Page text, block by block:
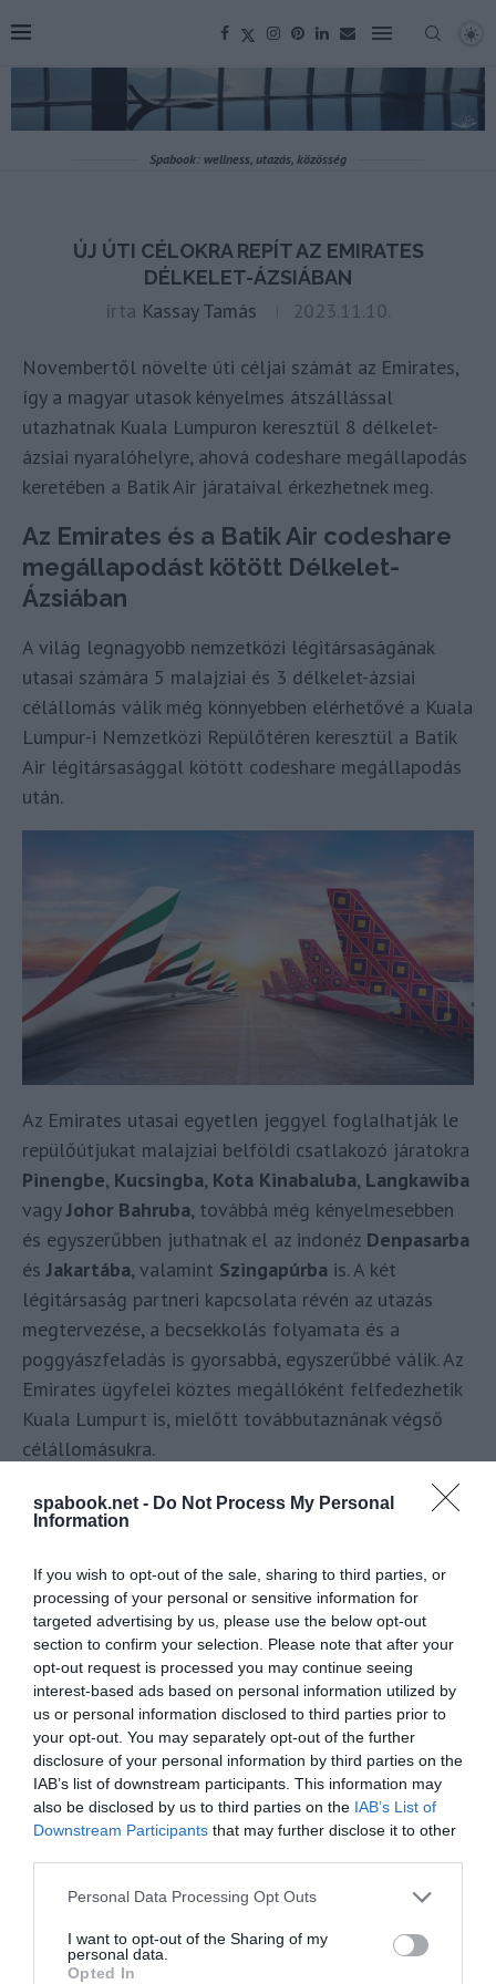
spabook.net - Do Not Process My Personal
Information
If you wish to opt-out of the sale, sharing to third parties, or
processing of your personal or sensitive information for
targeted advertising by us, please use the below opt-out
section to confirm your selection. Please note that after your
opt-out request is processed you may continue seeing
interest-based ads based on personal information utilized by
us or personal information disclosed to third parties prior to
your opt-out. You may separately opt-out of the further
disclosure of your personal information by third parties on the
IAB’s list of downstream participants. This information may
also be disclosed by us to third parties on the IAB’s List of
Downstream Participants that may further disclose it to other
Please note that this website/app uses one or more Google
not limited to your visit or usage behaviour. You may click to
grant or deny consent to Google and its third-party tags to
Personal Data Processing Opt Outs
I want to opt-out of the Sharing of my
personal data.
Opted In
Spabook: wellness, utazás, közösség
ÚJ ÚTI CÉLOKRA REPÍT AZ EMIRATES
DÉLKELET-ÁZSIÁBAN
írta Kassay Tamás 2023.11.10.
Novembertől növelte úti céljai számát az Emirates,
így a magyar utasok kényelmes átszállással
utazhatnak Kuala Lumpuron keresztül 8 délkelet-
ázsiai nyaralóhelyre, ahová codeshare megállapodás
keretében a Batik Air járataival érkezhetnek meg.
Az Emirates és a Batik Air codeshare
megállapodást kötött Délkelet-
Ázsiában
A világ legnagyobb nemzetközi légitársaságának
utasai számára 5 malajziai és 3 délkelet-ázsiai
célállomás válik még könnyebben elérhetővé a Kuala
Lumpur-i Nemzetközi Repülőtéren keresztül a Batik
Air légitársasággal kötött codeshare megállapodás
után.
Az Emirates utasai egyetlen jeggyel foglalhatják le
repülőútjukat malajziai belföldi csatlakozó járatokra
Pinengbe, Kucsingba, Kota Kinabaluba, Langkawiba
vagyJohor Bahruba, továbbá még kényelmesebben
és egyszerűbben juthatnak el az indonéz Denpasarba
ésJakartába, valamint Szingapúrba is. A két
légitársaság partneri kapcsolata révén az utazás
megtervezése, a becsekkolás folyamata és a
poggyászfeladás is gyorsabbá, egyszerűbbé válik. Az
Emirates ügyfelei köztes megállóként felfedezhetik
Kuala Lumpurt is, mielőtt továbbutaznának végső
célállomásukra.
„Malajzia a távol-keleti hálózatunk fontos piaca, és nagy
örömünkre szolgál, hogy új és izgalmas úti célok tekintetében
tudunk kínálni. Ezzel a partnerséggel tovább bővítjük a
világszerte több mint 1490 városra kiterjedő hálózatunkat.
Bízunk benne, hogy partnerünkkel, a Batik Airrel kötött szoros
együttműködésünknek köszönhetően még nagyobb választási
lehetőséget és könnyebben elérhető élményeket kínálhatunk
az utasoknak”– mondtaOrhan Abbas, az Emirates távol-
keleti kereskedelmi műveletekért felelős alelnöke.
Az új útvonalakon közlekedő járatokra november 1-
től lehet jegyet foglalni az
emirates.com
repül Malajziába, és jelenleg heti 21 járatot
üzemeltet Kuala Lumpurba Boeing 777-es és Airbus
A380-as repülőgépekkel. A légitársaságnak 30